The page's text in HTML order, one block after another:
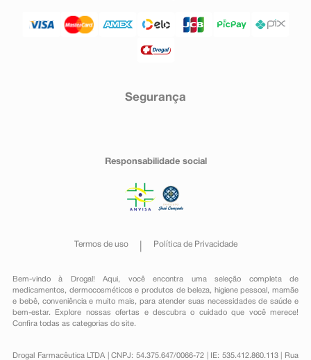
Segurança
Responsabilidade social
Termos de uso Política de Privacidade
Bem-vindo à Drogal! Aqui, você encontra uma seleção completa de
medicamentos , dermocosméticos e produtos de beleza, higiene pessoal ,mamãe
e bebê, conveniênciae muito mais, para atender suas necessidades de saúde e
bem-estar. Explore nossas ofertas e descubra o cuidado que você merece!
Confira todas as categorias do site.
Drogal Farmacêutica LTDA | CNPJ: 54.375.647/0066-72 | IE: 535.412.860.113 | Rua